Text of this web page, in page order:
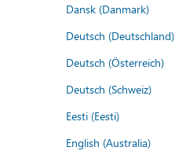
Dansk (Danmark)
Deutsch (Deutschland)
Deutsch (Österreich)
Deutsch (Schweiz)
Eesti (Eesti)
English (Australia)